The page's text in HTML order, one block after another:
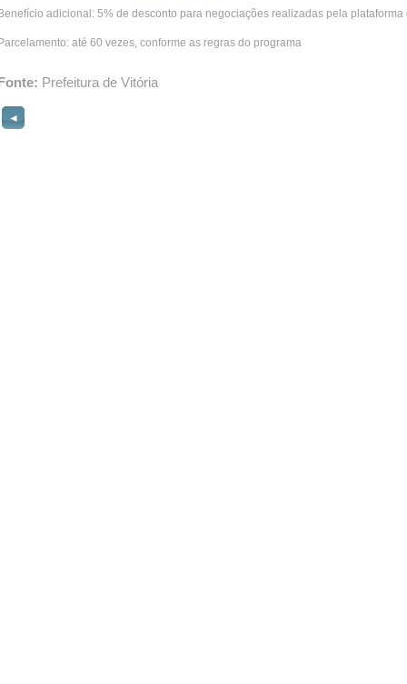
adicional: 5% de desconto para negociações realizadas pela plataforma
até 60 vezes, conforme as regras do programa
Prefeitura de Vitória
◄